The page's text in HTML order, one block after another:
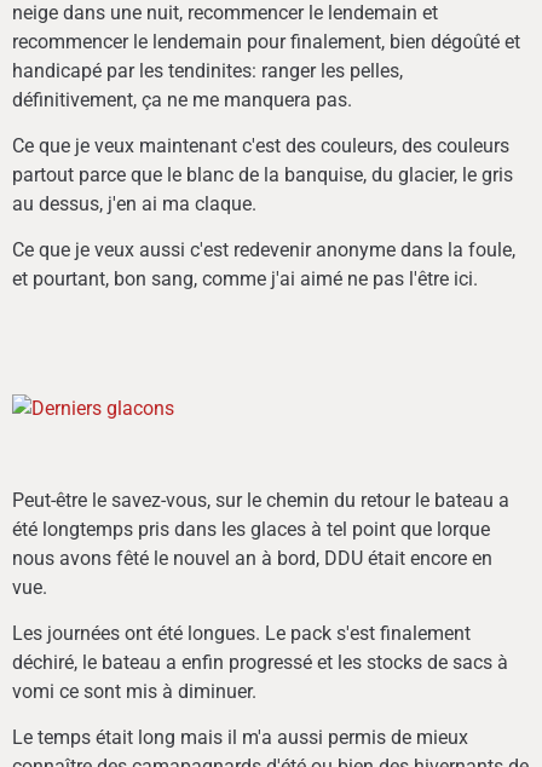
neige dans une nuit, recommencer le lendemain et
recommencer le lendemain pour finalement, bien dégoûté et
handicapé par les tendinites: ranger les pelles,
définitivement, ça ne me manquera pas.
Ce que je veux maintenant c'est des couleurs, des couleurs
partout parce que le blanc de la banquise, du glacier, le gris
au dessus, j'en ai ma claque.
Ce que je veux aussi c'est redevenir anonyme dans la foule,
et pourtant, bon sang, comme j'ai aimé ne pas l'être ici.
Peut-être le savez-vous, sur le chemin du retour le bateau a
été longtemps pris dans les glaces à tel point que lorque
nous avons fêté le nouvel an à bord, DDU était encore en
vue.
Les journées ont été longues. Le pack s'est finalement
déchiré, le bateau a enfin progressé et les stocks de sacs à
vomi ce sont mis à diminuer.
Le temps était long mais il m'a aussi permis de mieux